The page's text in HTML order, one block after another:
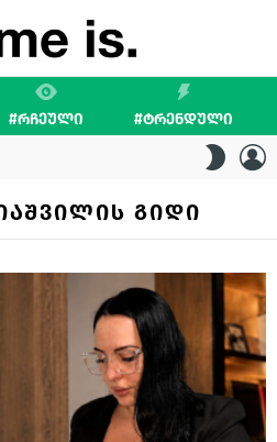
#ᲠᲩᲔᲣᲚᲘ #ᲢᲠᲔᲜᲓᲣᲚᲘ
SKIN
ᲒᲘᲓᲘ